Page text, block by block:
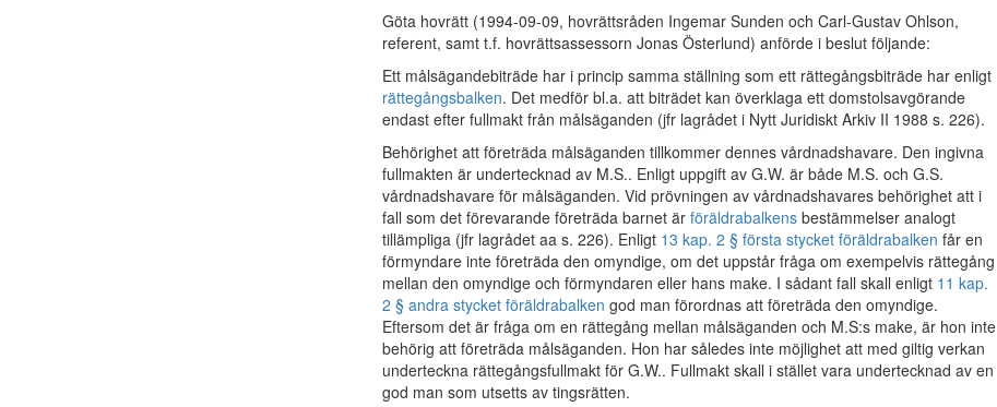
Göta hovrätt (1994-09-09, hovrättsråden Ingemar Sunden och Carl-Gustav Ohlson,
referent, samt t.f. hovrättsassessorn Jonas Österlund) anförde i beslut följande:
Ett målsägandebiträde har i princip samma ställning som ett rättegångsbiträde har enligt
rättegångsbalken. Det medför bl.a. att biträdet kan överklaga ett domstolsavgörande
endast efter fullmakt från målsäganden (jfr lagrådet i Nytt Juridiskt Arkiv II 1988 s. 226).
Behörighet att företräda målsäganden tillkommer dennes vårdnadshavare. Den ingivna
fullmakten är undertecknad av M.S.. Enligt uppgift av G.W. är både M.S. och G.S.
vårdnadshavare för målsäganden. Vid prövningen av vårdnadshavares behörighet att i
fall som det förevarande företräda barnet är föräldrabalkens bestämmelser analogt
tillämpliga (jfr lagrådet aa s. 226). Enligt 13 kap. 2 § första stycket föräldrabalken får en
förmyndare inte företräda den omyndige, om det uppstår fråga om exempelvis rättegång
mellan den omyndige och förmyndaren eller hans make. I sådant fall skall enligt 11 kap.
2 § andra stycket föräldrabalken god man förordnas att företräda den omyndige.
Eftersom det är fråga om en rättegång mellan målsäganden och M.S:s make, är hon inte
behörig att företräda målsäganden. Hon har således inte möjlighet att med giltig verkan
underteckna rättegångsfullmakt för G.W.. Fullmakt skall i stället vara undertecknad av en
god man som utsetts av tingsrätten.